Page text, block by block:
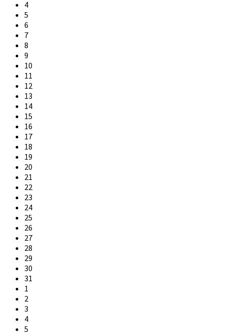
4
5
6
7
8
9
10
11
12
13
14
15
16
17
18
19
20
21
22
23
24
25
26
27
28
29
30
31
1
2
3
4
5